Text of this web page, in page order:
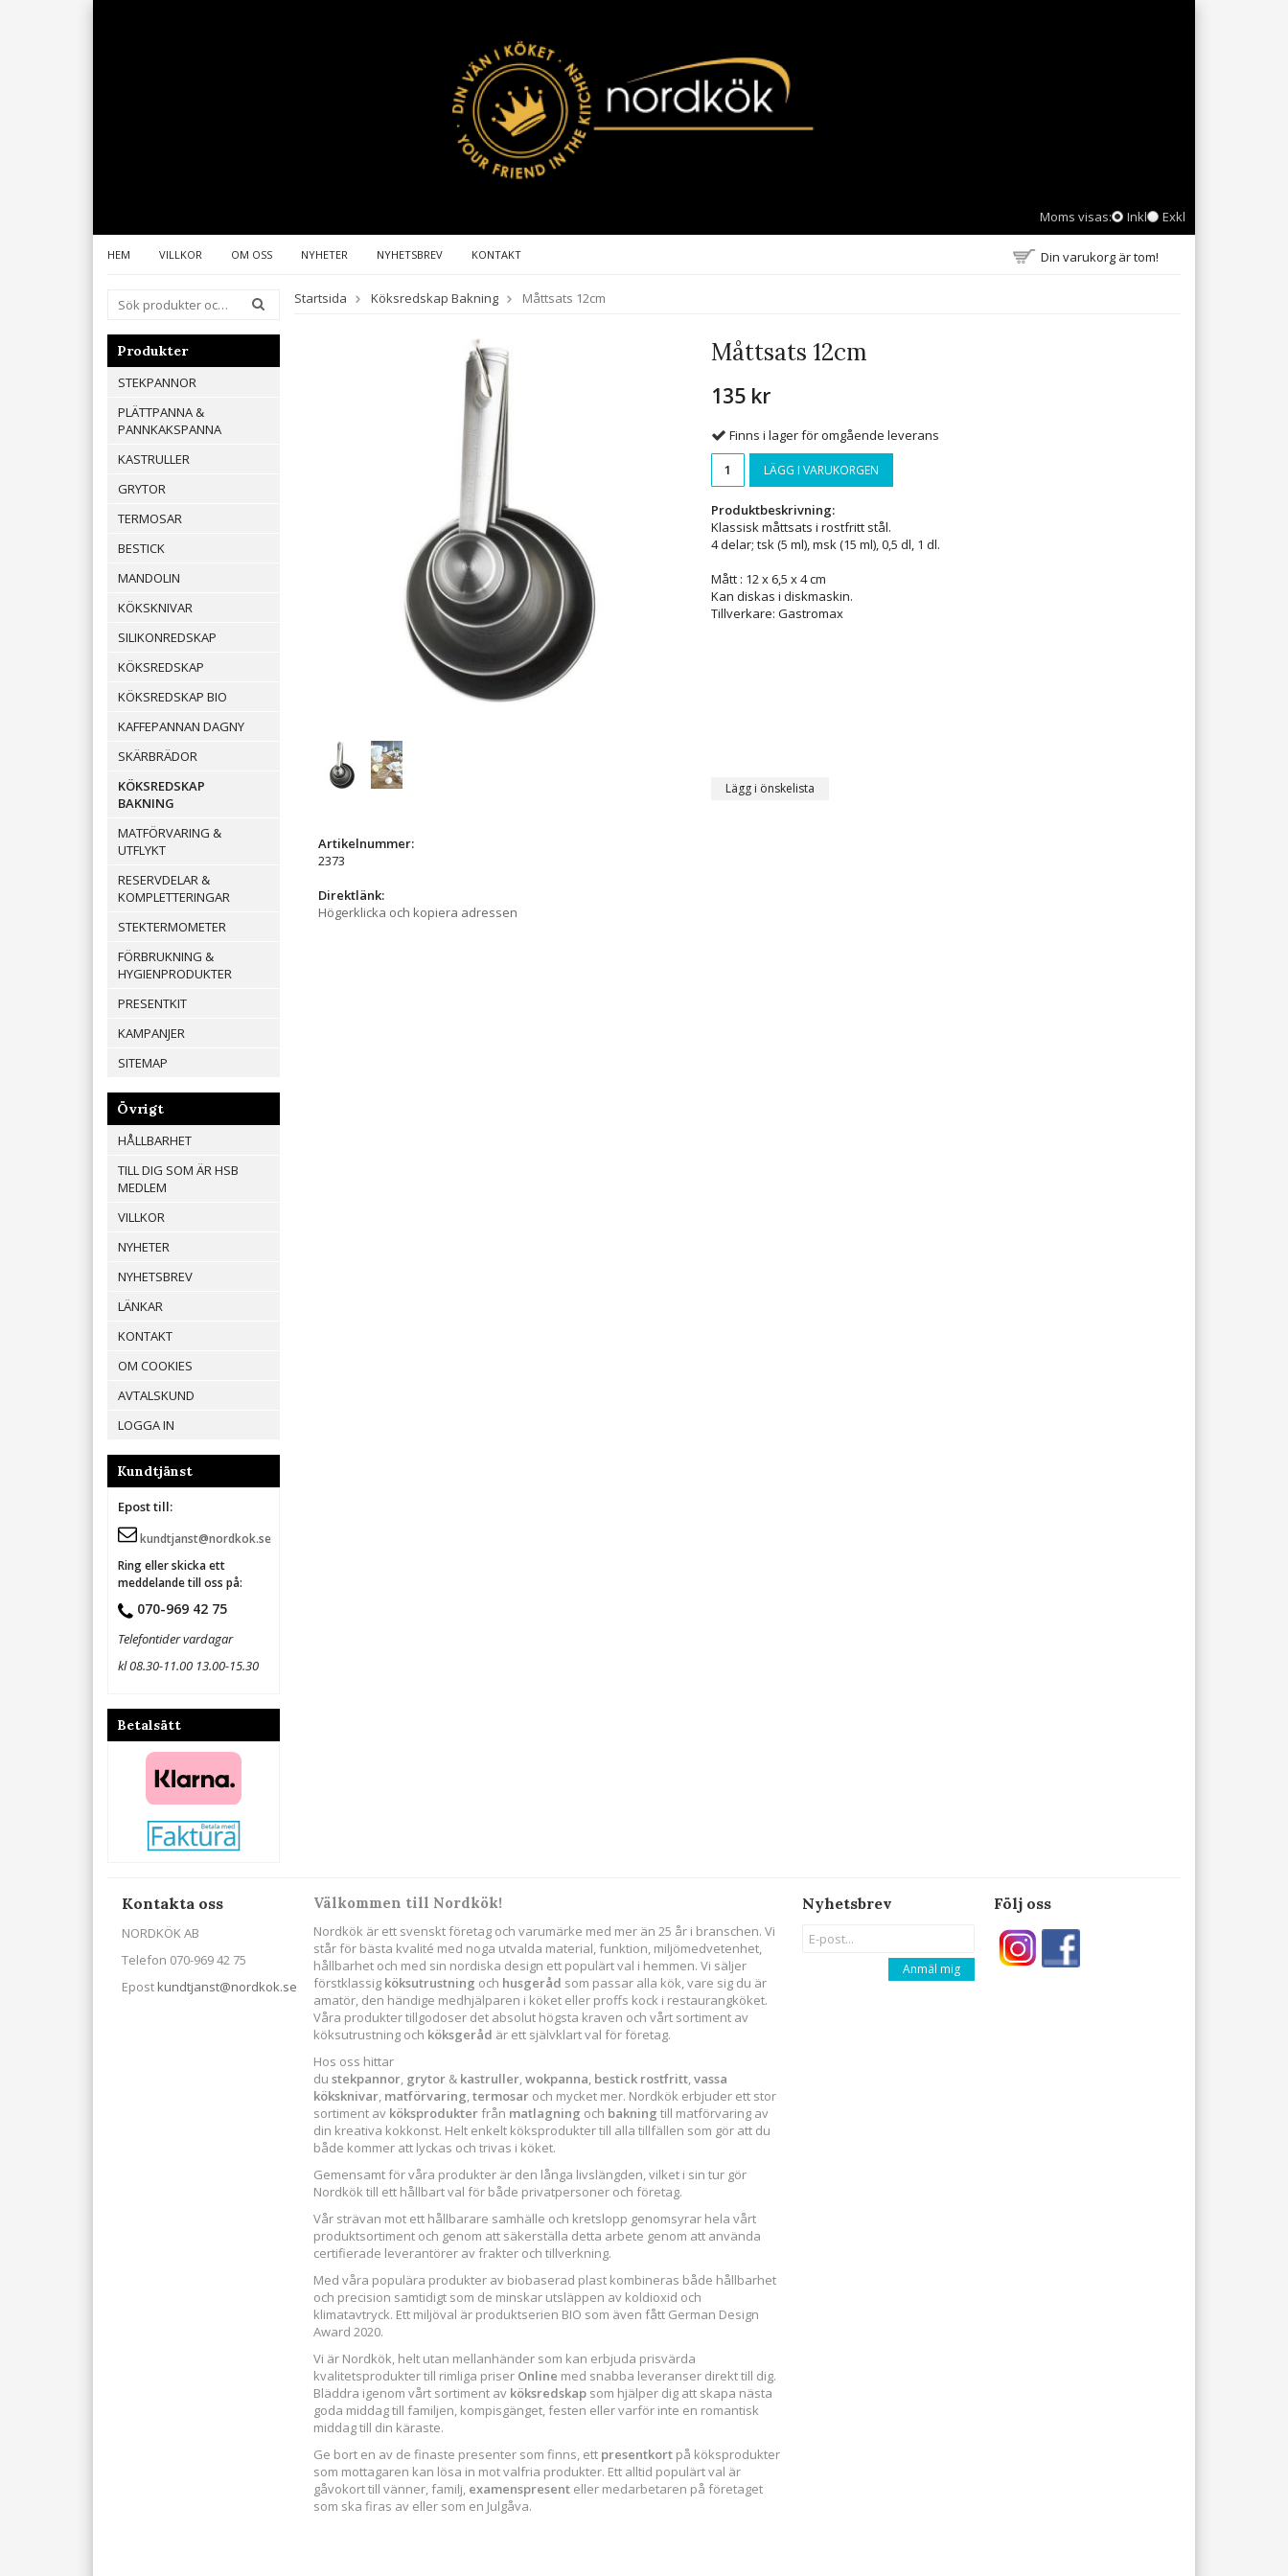
Moms visas: Inkl Exkl
HEM VILLKOR OM OSS NYHETER NYHETSBREV KONTAKT Din varukorg är tom!
Produkter
STEKPANNOR
PLÄTTPANNA &
PANNKAKSPANNA
KASTRULLER
GRYTOR
TERMOSAR
BESTICK
MANDOLIN
KÖKSKNIVAR
SILIKONREDSKAP
KÖKSREDSKAP
KÖKSREDSKAP BIO
KAFFEPANNAN DAGNY
SKÄRBRÄDOR
KÖKSREDSKAP
BAKNING
MATFÖRVARING &
UTFLYKT
RESERVDELAR &
KOMPLETTERINGAR
STEKTERMOMETER
FÖRBRUKNING &
HYGIENPRODUKTER
PRESENTKIT
KAMPANJER
SITEMAP
Övrigt
HÅLLBARHET
TILL DIG SOM ÄR HSB
MEDLEM
VILLKOR
NYHETER
NYHETSBREV
LÄNKAR
KONTAKT
OM COOKIES
AVTALSKUND
LOGGA IN
Kundtjänst
Epost till:
kundtjanst@nordkok.se
Ring eller skicka ett
meddelande till oss på:
070-969 42 75
Telefontider vardagar
kl 08.30-11.00 13.00-15.30
Betalsätt
Startsida Köksredskap Bakning Måttsats 12cm
Måttsats 12cm
135 kr
Finns i lager för omgående leverans
LÄGG I VARUKORGEN
Produktbeskrivning:
Klassisk måttsats i rostfritt stål.
4 delar; tsk (5 ml), msk (15 ml), 0,5 dl, 1 dl.
Mått : 12 x 6,5 x 4 cm
Kan diskas i diskmaskin.
Tillverkare: Gastromax
Lägg i önskelista
Artikelnummer:
2373
Direktlänk:
Högerklicka och kopiera adressen
Kontakta oss
NORDKÖK AB
Telefon 070-969 42 75
Epost kundtjanst@nordkok.se
Följ oss
Nyhetsbrev
Anmäl mig
Välkommen till Nordkök!
Nordkök är ett svenskt företag och varumärke med mer än 25 år i branschen. Vi
står för bästa kvalité med noga utvalda material, funktion, miljömedvetenhet,
hållbarhet och med sin nordiska design ett populärt val i hemmen. Vi säljer
förstklassig köksutrustning och husgeråd som passar alla kök, vare sig du är
amatör, den händige medhjälparen i köket eller proffs kock i restaurangköket.
Våra produkter tillgodoser det absolut högsta kraven och vårt sortiment av
köksutrustning och köksgeråd är ett självklart val för företag.
Hos oss hittar
du stekpannor, grytor & kastruller,wokpanna, bestick rostfritt,vassa
köksknivar, matförvaring,termosar och mycket mer. Nordkök erbjuder ett stor
sortiment av köksprodukterfrån matlagning och bakning till matförvaring av
din kreativa kokkonst. Helt enkelt köksprodukter till alla tillfällen som gör att du
både kommer att lyckas och trivas i köket.
Gemensamt för våra produkter är den långa livslängden, vilket i sin tur gör
Nordkök till ett hållbart val för både privatpersoner och företag.
Vår strävan mot ett hållbarare samhälle och kretslopp genomsyrar hela vårt
produktsortiment och genom att säkerställa detta arbete genom att använda
certifierade leverantörer av frakter och tillverkning.
Med våra populära produkter av biobaserad plast kombineras både hållbarhet
och precision samtidigt som de minskar utsläppen av koldioxid och
klimatavtryck. Ett miljöval är produktserien BIO som även fått German Design
Award 2020.
Vi är Nordkök, helt utan mellanhänder som kan erbjuda prisvärda
kvalitetsprodukter till rimliga priser Online med snabba leveranser direkt till dig.
Bläddra igenom vårt sortiment av köksredskap som hjälper dig att skapa nästa
goda middag till familjen, kompisgänget, festen eller varför inte en romantisk
middag till din käraste.
Ge bort en av de finaste presenter som finns, ett presentkort på köksprodukter
som mottagaren kan lösa in mot valfria produkter. Ett alltid populärt val är
gåvokort till vänner, familj, examenspresent eller medarbetaren på företaget
som ska firas av eller som en Julgåva.